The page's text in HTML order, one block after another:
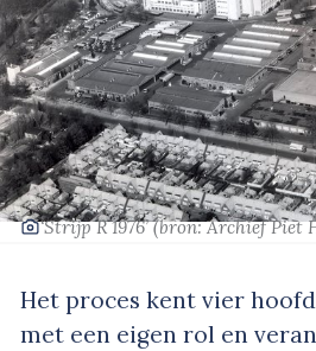
‘Strijp R 1976’(bron: Archief Piet
Het proces kent vier
met een eigen rol en